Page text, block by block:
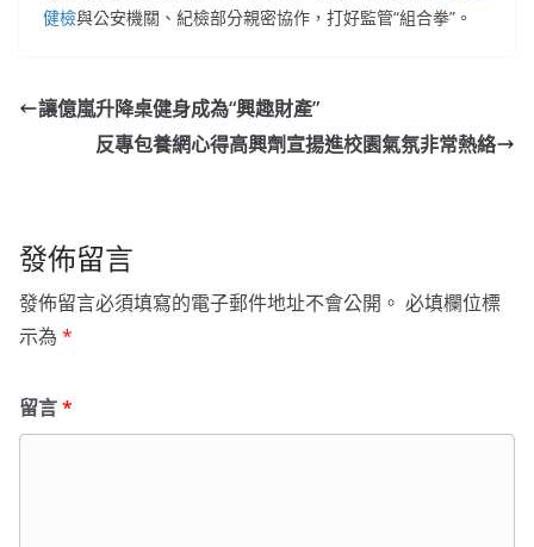
健檢與公安機關、紀檢部分親密協作，打好監管“組合拳”。
讓億嵐升降桌健身成為“興趣財產”
反專包養網心得高興劑宣揚進校園氣氛非常熱絡
發佈留言
發佈留言必須填寫的電子郵件地址不會公開。 必填欄位標
示為 *
留言*